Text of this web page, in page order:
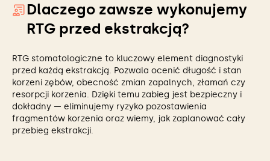
Dlaczego zawsze wykonujemy
RTG przed ekstrakcją?
RTG stomatologiczne to kluczowy element diagnostyki
przed każdą ekstrakcją. Pozwala ocenić długość i stan
korzeni zębów, obecność zmian zapalnych, złamań czy
resorpcji korzenia. Dzięki temu zabieg jest bezpieczny i
dokładny — eliminujemy ryzyko pozostawienia
fragmentów korzenia oraz wiemy, jak zaplanować cały
przebieg ekstrakcji.